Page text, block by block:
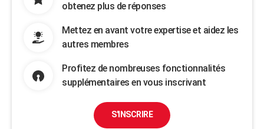
obtenez plus de réponses
Mettez en avant votre expertise et aidez les
autres membres
Profitez de nombreuses fonctionnalités
supplémentaires en vous inscrivant
S'INSCRIRE